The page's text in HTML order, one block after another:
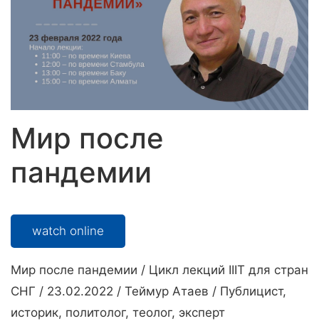
Мир после
пандемии
watch online
Мир после пандемии / Цикл лекций IIIT для стран
СНГ / 23.02.2022 / Теймур Атаев / Публицист,
историк, политолог, теолог, эксперт